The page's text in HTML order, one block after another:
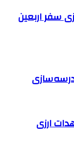
سفر اربعین